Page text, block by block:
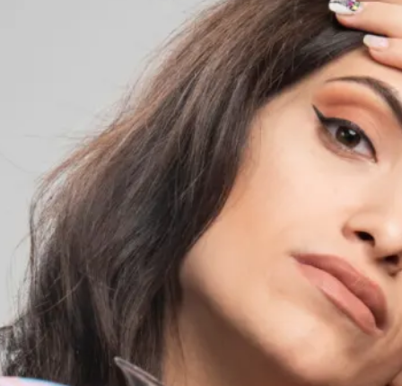
m’appelle Ambre, je suis psychologue
dans l’anxiété des jeunes
face à l’incertitude et aux
de vie.
ce qu’il t’arrive d’avoir parfois
d’être perdu.eentre la vie
attend de toi… et celle que tu aimerais
construire ?
dans
un quotidien qui ne te
plus totalement
: études
du sens, boulot qui te convient plus
pression, fatigue mentale, peur de
?
qu’à l’intérieur,une autre partie
toi rêvepeut-être de liberté, de sens, de